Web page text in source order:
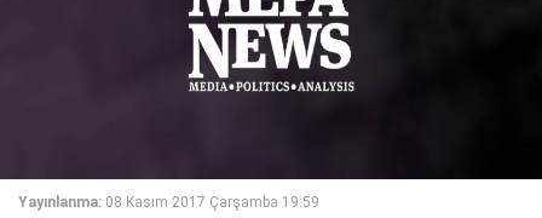
Yayınlanma: 08 Kasım 2017 Çarşamba 19:59